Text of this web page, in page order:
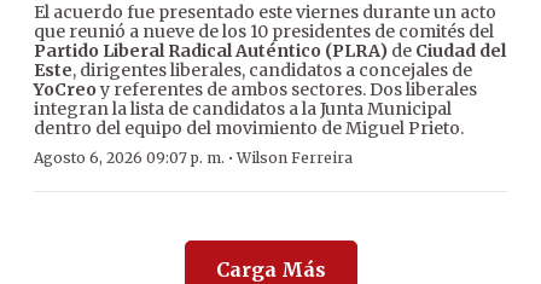
El acuerdo fue presentado este viernes durante un acto
que reunió a nueve de los 10 presidentes de comités del
Partido Liberal Radical Auténtico (PLRA) de Ciudad del
Este, dirigentes liberales, candidatos a concejales de
YoCreo y referentes de ambos sectores. Dos liberales
integran la lista de candidatos a la Junta Municipal
dentro del equipo del movimiento de Miguel Prieto.
Agosto 6, 2026 09:07 p. m. ·Wilson Ferreira
Carga Más